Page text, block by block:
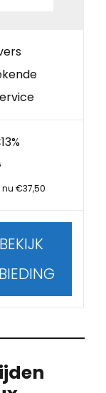
nu €37,50